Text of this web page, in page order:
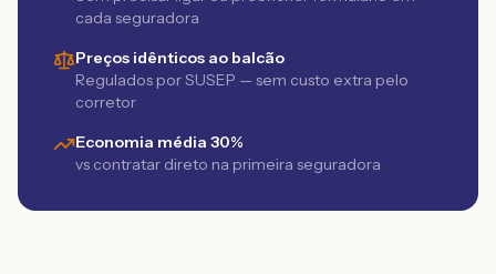
cada seguradora
Preços idênticos ao balcão
Regulados por SUSEP — sem custo extra pelo
corretor
Economia média 30%
vs contratar direto na primeira seguradora